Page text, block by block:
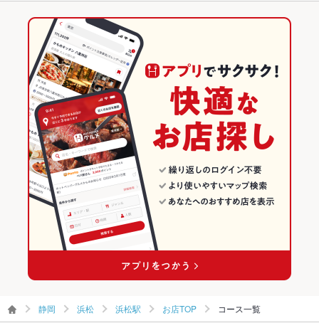
浜松駅 × 居酒屋
浜松駅 × 和風
ダイニングバー・バル
和風・創作
浜松 × ダイニングバー・バル
浜松 × 和風・創作
浜松駅 × ダイニングバー・バル
浜松駅 × 和風・創作
浜松駅 × ダイニングバー・バル
浜松駅 × 和風・創作
静岡 × 居酒屋
静岡 × 和風
静岡 × ダイニングバー・バル
静岡 × 和風・創作
エビチリ 冷麺 パフェ
静岡のグルメランキング
静岡の居酒屋ランキング
浜松のグルメランキング
浜松の居酒屋ランキング
浜松駅のグルメランキング
浜松駅の居酒屋ランキング
静岡 浜松 浜松駅 お店TOP コース一覧